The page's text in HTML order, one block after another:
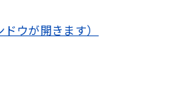
ウが開きます）